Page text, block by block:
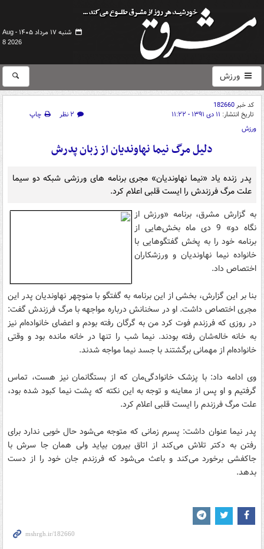
شنبه ۱۷ مرداد ۱۴۰۵ -
Aug
8 2026
ورزش
کد خبر182660
تاریخ انتشار: ۱۱ دی ۱۳۹۱ - ۱۱:۲۲ ۲ نظر
چاپ
ورزش
دلیل مرگ نیما نهاوندیان از زبان پدرش
پدر زنده یاد «نیما نهاوندیان» مجری برنامه های ورزشی شبکه دو سیما
علت مرگ فرزندش را ایست قلبی اعلام کرد.
به گزارش مشرق، برنامه «ورزش از
نگاه دو» 9 دی ماه بخش‌هایی از
برنامه خود را به پخش گفتگوهایی با
خانواده نیما نهاوندیان و ورزشکاران
اختصاص داد.
بنا بر این گزارش، بخشی از این برنامه به گفتگو با منوچهر نهاوندیان پدر این
مجری اختصاص داشت. او در سخنانش درباره مواجهه با مرگ فرزندش گفت:
در روزی که فرزندم فوت کرد من به گرگان رفته بودم و اعضای خانواده‌ام نیز
به خانه خاله‌شان رفته بودند. نیما شب را تنها در خانه مانده بود و وقتی
خانواده‌ام از مهمانی برگشتند با جسد نیما مواجه شدند.
وی ادامه داد: با پزشک خانوادگی‌مان که از بستگانمان نیز هست، تماس
گرفتیم و او پس از معاینه و توجه به این نکته که پشت نیما کبود شده بود،
علت مرگ فرزندم را ایست قلبی اعلام کرد.
پدر نیما عنوان داشت: پسرم زمانی که متوجه می‌شود حال خوبی ندارد برای
رفتن به دکتر تلاش می‌کند از اتاق بیرون بیاید ولی همان جا سرش با
جاکفشی برخورد می‌کند و باعث می‌شود که فرزندم جان خود را از دست
بدهد.